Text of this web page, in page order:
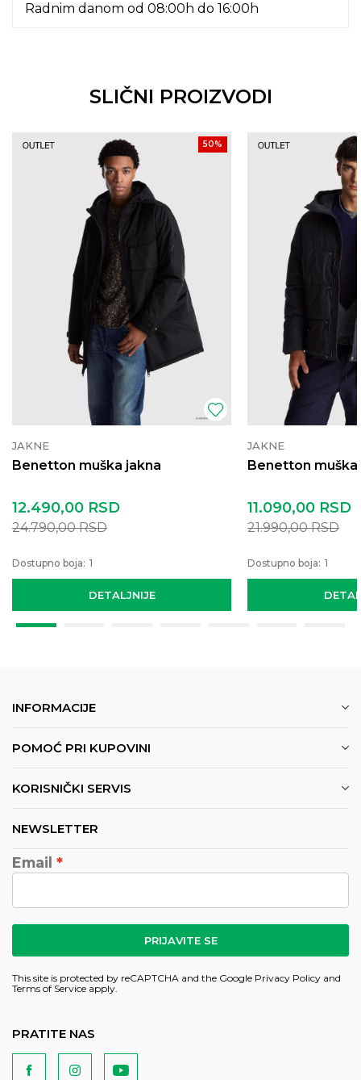
Radnim danom od 08:00h do 16:00h
SLIČNI PROIZVODI
50%
JAKNE
Benetton muška jakna
DETALJNIJE
12.490,00 RSD
24.790,00RSD
Dostupno boja: 1
JAKNE
Benetton muška
11.090,00 RSD
21.990,00RSD
Dostupno boja: 1
INFORMACIJE
POMOĆ PRI KUPOVINI
KORISNIČKI SERVIS
NEWSLETTER
Email
PRIJAVITE SE
This site is protected by reCAPTCHA and the Google Privacy Policy and
Terms of Service apply.
PRATITE NAS